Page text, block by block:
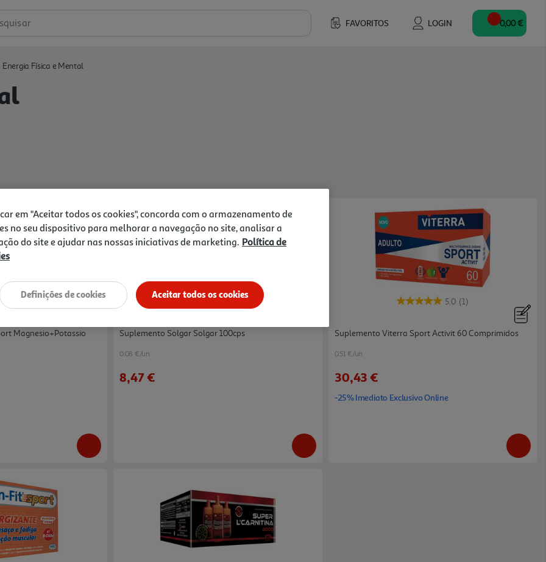
FAVORITOS LOGIN 0,00 €
Energia Física e Mental
Magnesio+potassio
Suplemento Solgar Solgar 100cps
0.08 €/un
8,47 €
5.0 (1)
Suplemento Viterra Sport Activit 60 Comprimidos
0.51 €/un
30,43 €
-25% Imediato Exclusivo Online
em "Aceitar todos os cookies", concorda com o armazenamento de
no seu dispositivo para melhorar a navegação no site, analisar a
do site e ajudar nas nossas iniciativas de marketing. Política de
Aceitar todos os cookies
Definições de cookies